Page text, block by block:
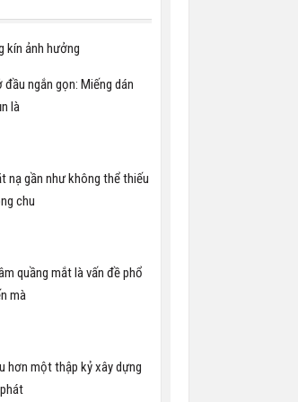
kín ảnh hưởng
đầu ngắn gọn: Miếng dán
là
nạ gần như không thể thiếu
chu
quầng mắt là vấn đề phổ
mà
hơn một thập kỷ xây dựng